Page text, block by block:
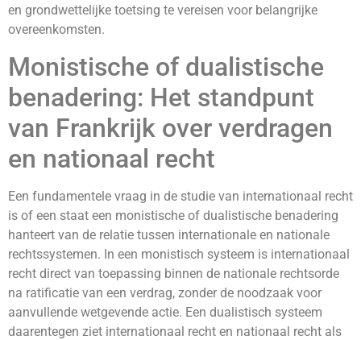
en grondwettelijke toetsing te vereisen voor belangrijke
overeenkomsten.
Monistische of dualistische
benadering: Het standpunt
van Frankrijk over verdragen
en nationaal recht
Een fundamentele vraag in de studie van internationaal recht
is of een staat een monistische of dualistische benadering
hanteert van de relatie tussen internationale en nationale
rechtssystemen. In een monistisch systeem is internationaal
recht direct van toepassing binnen de nationale rechtsorde
na ratificatie van een verdrag, zonder de noodzaak voor
aanvullende wetgevende actie. Een dualistisch systeem
daarentegen ziet internationaal recht en nationaal recht als